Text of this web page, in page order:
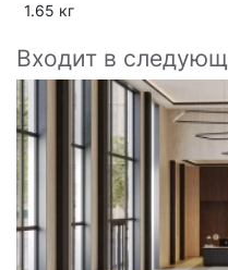
1.65 кг
Входит в